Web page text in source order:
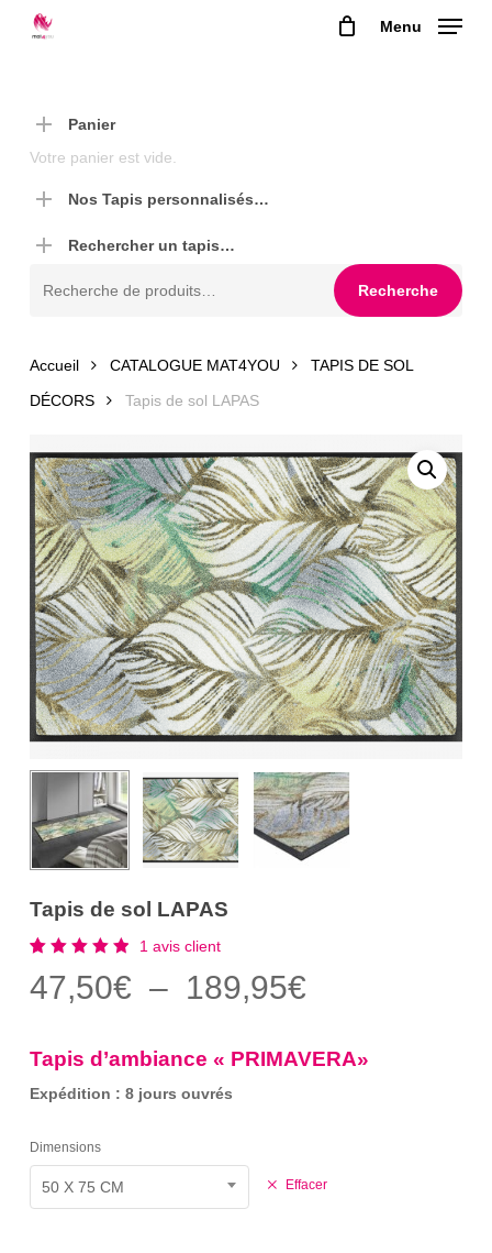
Menu
Panier
Votre panier est vide.
Nos Tapis personnalisés…
Rechercher un tapis…
Recherche
Accueil CATALOGUE MAT4YOU
TAPIS DE SOL
DÉCORS
Tapis de sol LAPAS
Tapis de sol LAPAS
5.00
sur 5
client
1 avis client
47,50€ – 189,95€Plage
prix :
Tapis d’ambiance « PRIMAVERA»
Expédition : 8 jours ouvrés
Dimensions
50 X 75 CM Effacer